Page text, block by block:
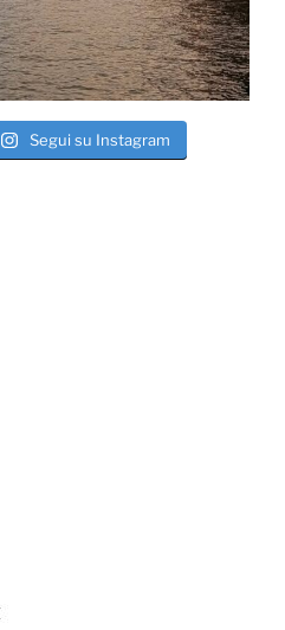
Segui su Instagram